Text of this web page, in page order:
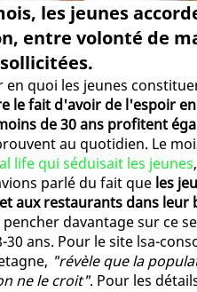
les jeunes
entre volonté de
quoi les jeunes
le fait d'avoir de l'espoir
de 30 ans profitent
au quotidien. Le
life qui séduisait les jeunes
parlé du fait que les
aux restaurants dans leur
davantage sur ce
ans. Pour le site lsa-
"révèle que la
ne le croit". Pour les